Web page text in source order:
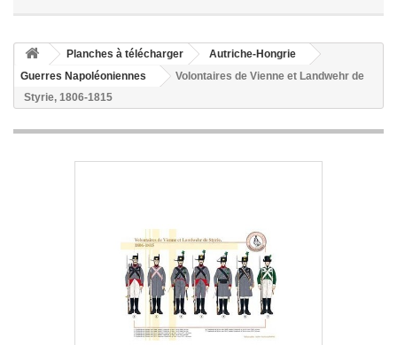
Planches à télécharger
Autriche-Hongrie
Guerres Napoléoniennes
Volontaires de Vienne et Landwehr de
Styrie, 1806-1815